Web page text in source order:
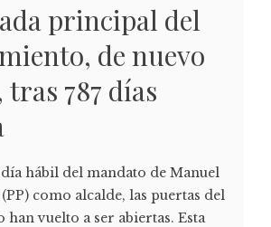
principal del
de nuevo
787 días
hábil del mandato de Manuel
como alcalde, las puertas del
han vuelto a ser abiertas. Esta